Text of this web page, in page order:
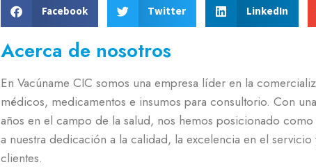
Facebook Twitter LinkedIn
Acerca de nosotros
En Vacúname CIC somos una empresa líder en la
médicos, medicamentos e insumos para consultorio. Con
años en el campo de la salud, nos hemos posicionado
a nuestra dedicación a la calidad, la excelencia en el servicio
clientes.